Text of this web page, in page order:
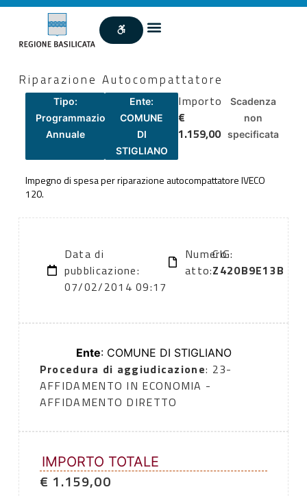
Riparazione Autocompattatore
Tipo:
Programmazione
Annuale
Ente:
COMUNE
DI
STIGLIANO
Importo
€
1.159,00
Scadenza
non
specificata
Impegno di spesa per riparazione autocompattatore IVECO
120.
Data di
pubblicazione:
07/02/2014 09:17
Numero
atto:
CIG:
Z420B9E13B
Ente: COMUNE DI STIGLIANO
Procedura di aggiudicazione: 23-
AFFIDAMENTO IN ECONOMIA -
AFFIDAMENTO DIRETTO
IMPORTO TOTALE
€ 1.159,00